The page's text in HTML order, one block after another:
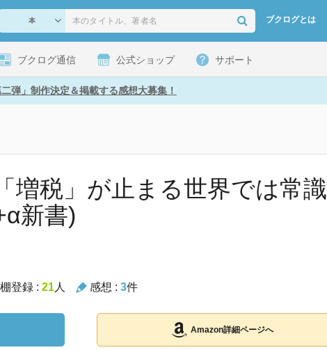
ブクログとは
ブクログ通信 公式ショップ サポート
弾」制作決定＆掲載する感想大募集！
増税」が止まる世界では常識
新書)
登録 : 21人 感想 : 3件
Amazon詳細ページへ